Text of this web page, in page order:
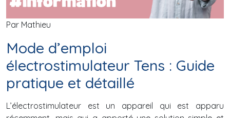
Par Mathieu
Mode d’emploi
électrostimulateur Tens : Guide
pratique et détaillé
L’électrostimulateur est un appareil qui est apparu